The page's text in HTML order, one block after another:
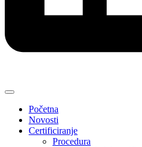
Početna
Novosti
Certificiranje
Procedura